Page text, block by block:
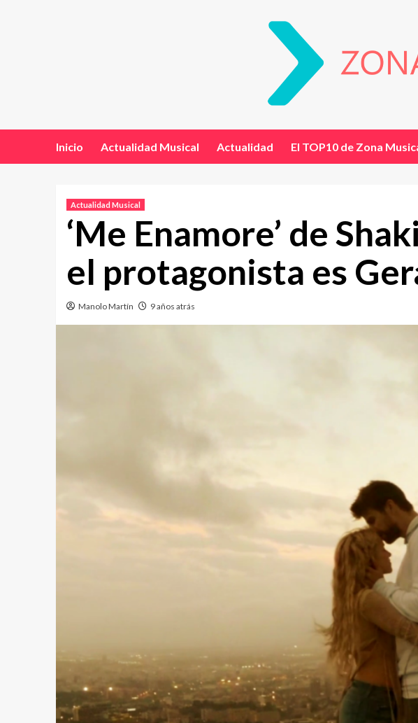
Inicio Actualidad Musical Actualidad El TOP10 de Zona
Actualidad Musical
‘Me Enamore’ de
el protagonista es
Manolo Martín 9 años atrás